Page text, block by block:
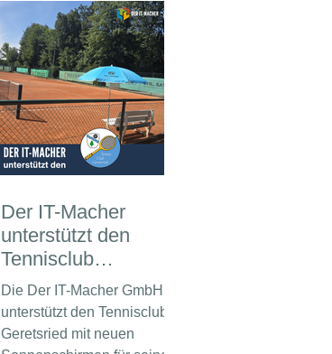
Der IT-Macher
unterstützt den
Tennisclub
Geretsried
Die Der IT-Macher GmbH
unterstützt den Tennisclub
Geretsried mit neuen